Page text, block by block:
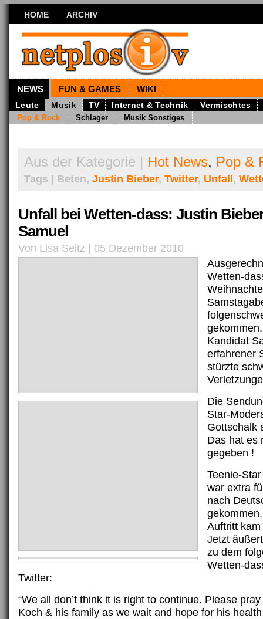
HOME ARCHIV
NEWS FUN & GAMES WIKI
Leute Musik TV Internet & Technik Vermischtes
Pop & Rock Schlager Musik Sonstiges
Aus der Kategorie | Hot News, Pop &
Tags | Beten, Justin Bieber, Twitter, Unfall ,
Unfall bei Wetten-dass: Justin
Samuel
Von Lisa Seitz | 05 Dezember 2010
Wetten-
Kandidat
erfahrener
stürzte
Die
Star-
Gottschalk
Das hat es
gegeben !
Teenie-
war extra
nach
Auftritt
Jetzt
zu dem
Wetten-
Twitter:
“We all don’t think it is right to continue. Please
Koch & his family as we wait and hope for his health